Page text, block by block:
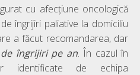
cu afecțiune oncologică
îngrijiri paliative la domiciliu
a făcut recomandarea, dar
îngrijiri pe an. În cazul în
identificate de echipa